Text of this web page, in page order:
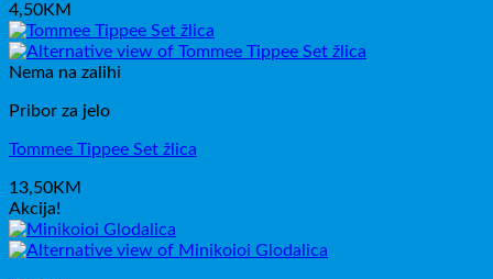
4,50KM
Nema na zalihi
Pribor za jelo
Tommee Tippee Set žlica
13,50KM
Akcija!